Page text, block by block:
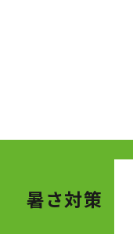
暑さ対策